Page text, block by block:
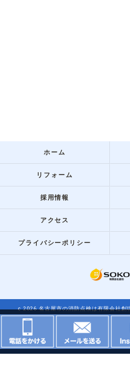
ホーム
リフォーム
採用情報
アクセス
プライバシーポリシー
c 2026 名古屋市の消防点検は有限会社創